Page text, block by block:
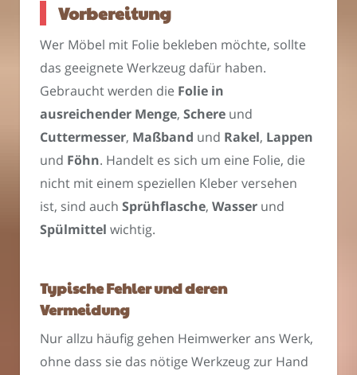
Vorbereitung
Wer Möbel mit Folie bekleben möchte, sollte
das geeignete Werkzeug dafür haben.
Gebraucht werden die Folie in
ausreichender Menge, Schere und
Cuttermesser, Maßband und Rakel, Lappen
und Föhn. Handelt es sich um eine Folie, die
nicht mit einem speziellen Kleber versehen
ist, sind auch Sprühflasche, Wasser und
Spülmittel wichtig.
Typische Fehler und deren
Vermeidung
Nur allzu häufig gehen Heimwerker ans Werk,
ohne dass sie das nötige Werkzeug zur Hand